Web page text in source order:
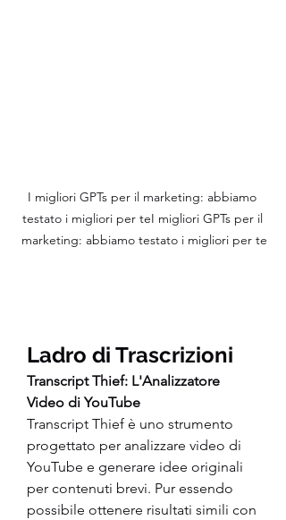
I migliori GPTs per il marketing: abbiamo
testato i migliori per teI migliori GPTs per il
marketing: abbiamo testato i migliori per te
Ladro di Trascrizioni
Transcript Thief: L'Analizzatore
Video di YouTube
Transcript Thief è uno strumento
progettato per analizzare video di
YouTube e generare idee originali
per contenuti brevi. Pur essendo
possibile ottenere risultati simili con